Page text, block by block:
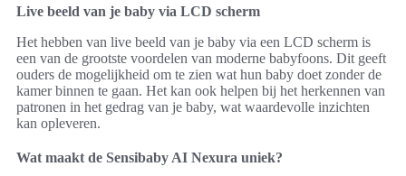
Live beeld van je baby via LCD scherm
Het hebben van live beeld van je baby via een LCD scherm is
een van de grootste voordelen van moderne babyfoons. Dit geeft
ouders de mogelijkheid om te zien wat hun baby doet zonder de
kamer binnen te gaan. Het kan ook helpen bij het herkennen van
patronen in het gedrag van je baby, wat waardevolle inzichten
kan opleveren.
Wat maakt de Sensibaby AI Nexura uniek?